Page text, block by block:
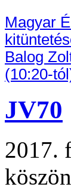
Magyar
Balog
(10:20-
JV70
2017.